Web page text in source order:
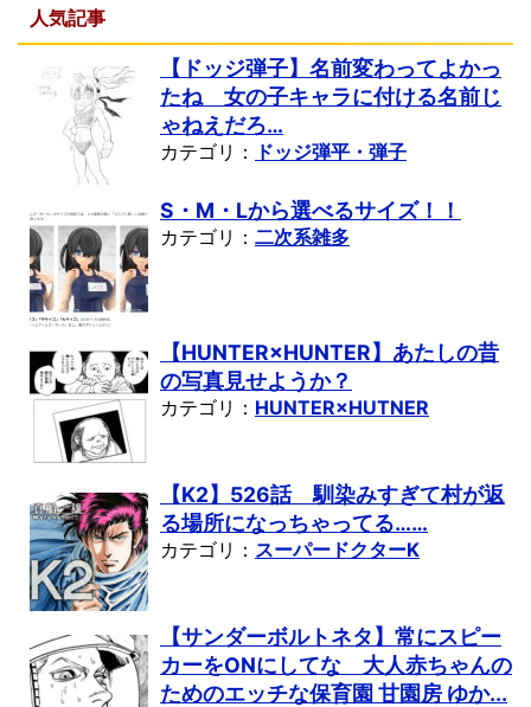
人気記事
【ドッジ弾子】名前変わってよかっ
たね 女の子キャラに付ける名前じ
ゃねえだろ…
カテゴリ： ドッジ弾平・弾子
S・M・Lから選べるサイズ！！
カテゴリ： 二次系雑多
【HUNTER×HUNTER】あたしの昔
の写真見せようか？
カテゴリ： HUNTER×HUTNER
【K2】526話 馴染みすぎて村が返
る場所になっちゃってる……
カテゴリ： スーパードクターK
【サンダーボルトネタ】常にスピー
カーをONにしてな 大人赤ちゃんの
ためのエッチな保育園 甘園房 ゆか...